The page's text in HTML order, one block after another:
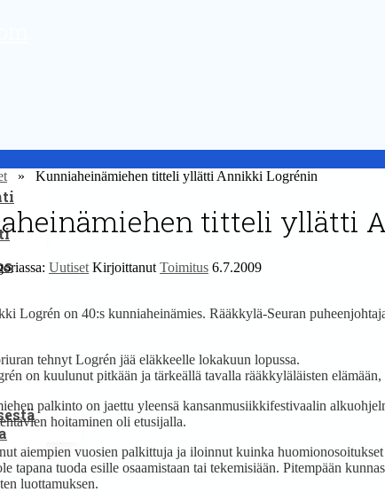
» Kunniaheinämiehen titteli yllätti Annikki Logrénin
titteli yllätti
Uutiset Kirjoittanut Toimitus 6.7.2009
Logrén on 40:s kunniaheinämies. Rääkkylä-Seuran
tehnyt Logrén jää eläkkeelle lokakuun lopussa.
on kuulunut pitkään ja tärkeällä tavalla rääkkyläläisten
palkinto on jaettu yleensä kansanmusiikkifestivaalin
hoitaminen oli etusijalla.
aiempien vuosien palkittuja ja iloinnut kuinka
tapana tuoda esille osaamistaan tai tekemisiään. Pitempään
luottamuksen.